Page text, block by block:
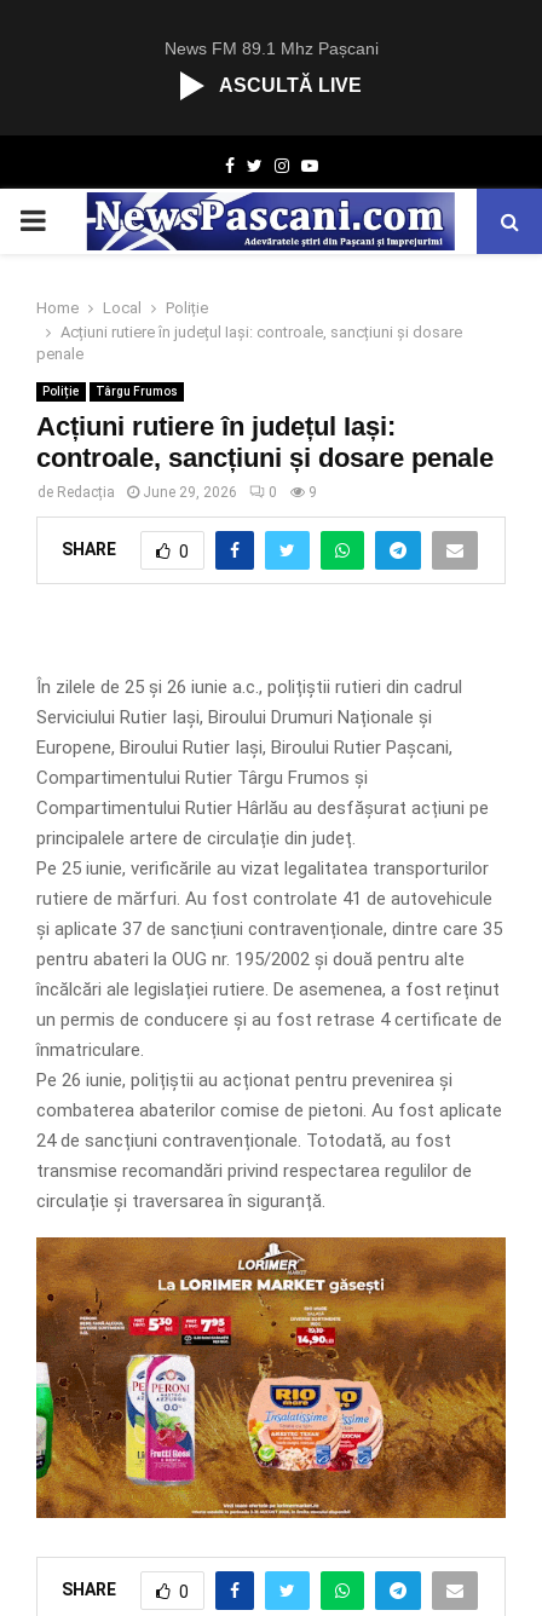
News FM 89.1 Mhz Pașcani
ASCULTĂ LIVE
Facebook
TwitterInstagram
Youtube
PRIMARY
Home Local
Poliție
Acțiuni rutiere în județul Iași: controale, sancțiuni și dosare
penale
Poliție Târgu Frumos
Acțiuni rutiere în județul Iași:
controale, sancțiuni și dosare penale
de Redacția June 29, 2026 0 9
SHARE 0
În zilele de 25 și 26 iunie a.c., polițiștii rutieri din cadrul
Serviciului Rutier Iași, Biroului Drumuri Naționale și
Europene, Biroului Rutier Iași, Biroului Rutier Pașcani,
Compartimentului Rutier Târgu Frumos și
Compartimentului Rutier Hârlău au desfășurat acțiuni pe
principalele artere de circulație din județ.
Pe 25 iunie, verificările au vizat legalitatea transporturilor
rutiere de mărfuri. Au fost controlate 41 de autovehicule
și aplicate 37 de sancțiuni contravenționale, dintre care 35
pentru abateri la OUG nr. 195/2002 și două pentru alte
încălcări ale legislației rutiere. De asemenea, a fost reținut
un permis de conducere și au fost retrase 4 certificate de
înmatriculare.
Pe 26 iunie, polițiștii au acționat pentru prevenirea și
combaterea abaterilor comise de pietoni. Au fost aplicate
24 de sancțiuni contravenționale. Totodată, au fost
transmise recomandări privind respectarea regulilor de
circulație și traversarea în siguranță.
SHARE 0